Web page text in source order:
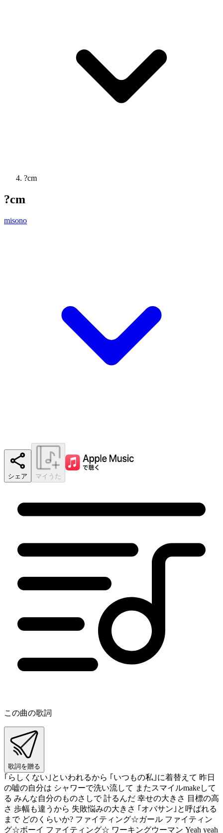
?cm
?cm
misono
シェア マイうた
この曲の歌詞
歌詞を贈る
｢らしくない｣といわれるから ｢いつもの私｣に着替えて 昨日
の嘘の自分は シャワーで洗い流して またスマイルmakeして
る みんな自分のものさしで 計るんだ 幸せの大きさ 目標の高
さ 歩幅も違うから 失敗悩みの大きさ ｢オバサン｣と呼ばれる
まで どのくらいか? ファイティング☆ガール ファイティン
グ☆ボーイ ファイティング☆ ワーキングウーマン Yeah yeah